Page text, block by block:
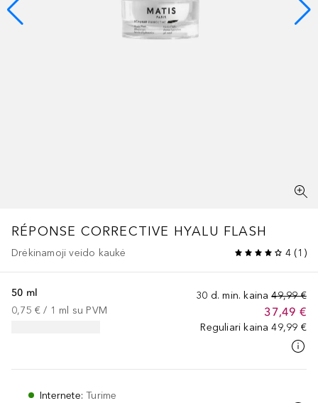
RÉPONSE CORRECTIVE HYALU FLASH
Drėkinamoji veido kaukė 4 (1 )
30 d. min. kaina 49,99 €
37,49 €
Reguliari kaina 49,99 €
50 ml
0,75 € / 1 ml su PVM
Internete:Turime